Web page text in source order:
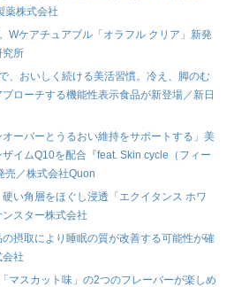
薬株式会社
Wケアチュアブル「オラフル クリア」新発
究所
、おいしく続ける美活習慣。冷え、脚のむ
ローチする機能性表示食品が新登場／新日
ーバーとうるおい維持をサポートする」美
イムQ10を配合『feat. Skin cycle（フィー
売／株式会社Quon
い角層をほぐし浸透「エクイタンス ホワ
スター株式会社
摂取により睡眠の質が改善する可能性が確
社
マスカット味」の2つのフレーバーが楽しめ